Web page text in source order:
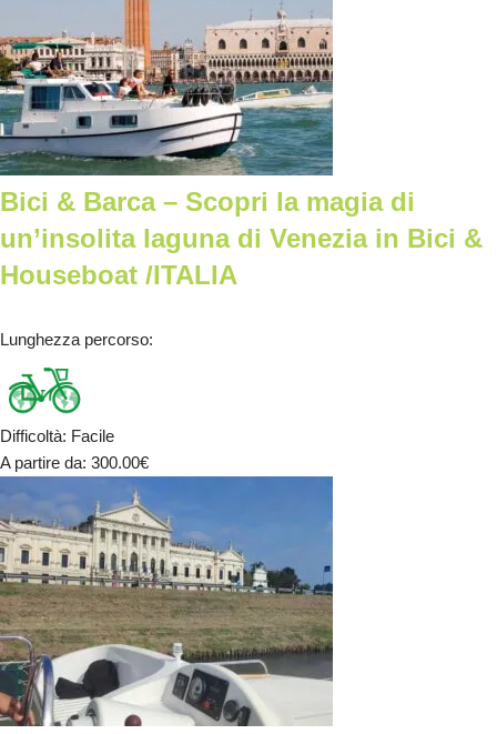
Bici & Barca – Scopri la magia di
un’insolita laguna di Venezia in Bici &
Houseboat /ITALIA
Lunghezza percorso:
Difficoltà: Facile
A partire da: 300.00€